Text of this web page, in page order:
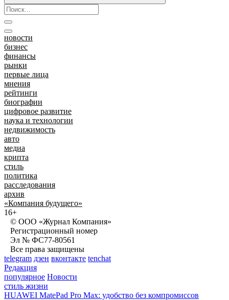
новости
бизнес
финансы
рынки
первые лица
мнения
рейтинги
биографии
цифровое развитие
наука и технологии
недвижимость
авто
медиа
крипта
стиль
политика
расследования
архив
«Компания будущего»
16+
© ООО «Журнал Компания»
Регистрационный номер
Эл № ФС77-80561
Все права защищены
telegram дзен вконтакте tenchat
Редакция
популярное Новости
стиль жизни
HUAWEI MatePad Pro Max: удобство без компромиссов